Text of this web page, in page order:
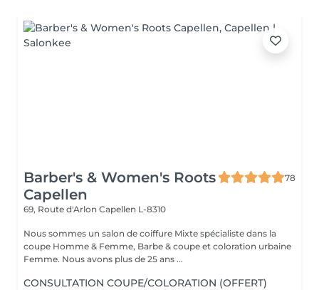
Barber's & Women's Roots
Capellen
78
69, Route d'Arlon Capellen L-8310
Nous sommes un salon de coiffure Mixte spécialiste dans la
coupe Homme & Femme, Barbe & coupe et coloration urbaine
Femme. Nous avons plus de 25 ans ...
CONSULTATION COUPE/COLORATION (OFFERT)